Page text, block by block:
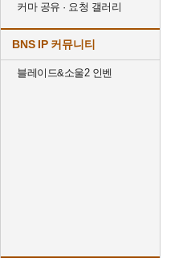
커마 공유 · 요청 갤러리
BNS IP 커뮤니티
블레이드&소울2 인벤